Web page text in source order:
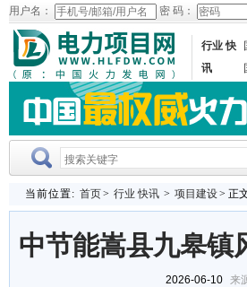
用户名： 密 码：
行业 快
讯
当前位置: 首页> 行业 快讯 > 项目建设> 正
中节能嵩县九皋镇
2026-06-10 来